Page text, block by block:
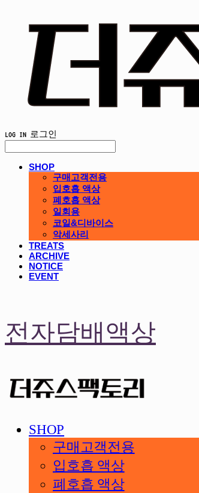
LOG IN 로그인
SHOP
구매고객전용
입호흡 액상
폐호흡 액상
일회용
코일&디바이스
악세사리
TREATS
ARCHIVE
NOTICE
EVENT
전자담배액상
SHOP
구매고객전용
입호흡 액상
폐호흡 액상